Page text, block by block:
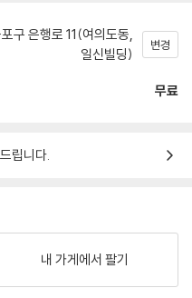
구 은행로 11(여의도동,
일신빌딩)
변경
무료
립니다.
내 가게에서 팔기